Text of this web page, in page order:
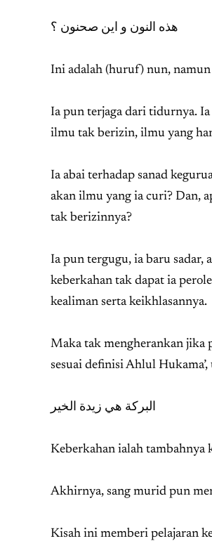
هذه النون و اين صحنون ؟
Ini adalah (huruf) nun,
Ia pun terjaga dari tidurnya. Ia
ilmu tak berizin, ilmu yang
Ia abai terhadap sanad
akan ilmu yang ia curi? Dan,
tak berizinnya?
Ia pun tergugu, ia baru sadar,
keberkahan tak dapat ia
kealiman serta keikhlasannya.
Maka tak mengherankan jika
sesuai definisi Ahlul
البركة هي زيدة الخير
Keberkahan ialah tambahnya
Akhirnya, sang murid pun
Kisah ini memberi pelajaran